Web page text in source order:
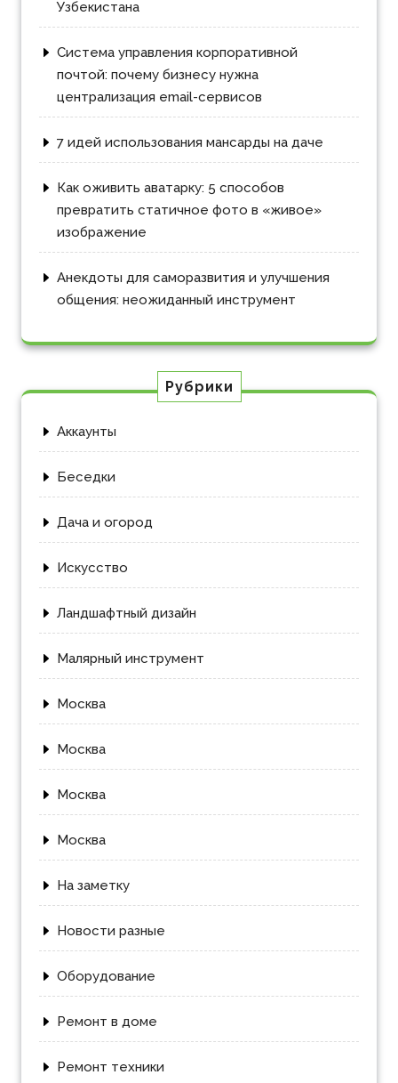
Узбекистана
Система управления корпоративной
почтой: почему бизнесу нужна
централизация email-сервисов
7 идей использования мансарды на даче
Как оживить аватарку: 5 способов
превратить статичное фото в «живое»
изображение
Анекдоты для саморазвития и улучшения
общения: неожиданный инструмент
Рубрики
Аккаунты
Беседки
Дача и огород
Искусство
Ландшафтный дизайн
Малярный инструмент
Москва
Москва
Москва
Москва
На заметку
Новости разные
Оборудование
Ремонт в доме
Ремонт техники